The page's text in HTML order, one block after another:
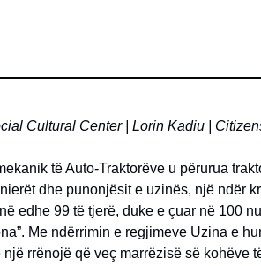
Cultural Center | Lorin Kadiu |
të Auto-Traktorëve u përurua
dhe punonjësit e uzinës, një ndër
edhe 99 të tjerë, duke e çuar në 100
Me ndërrimin e regjimeve Uzina e
rrënojë që veç marrëzisë së kohëve